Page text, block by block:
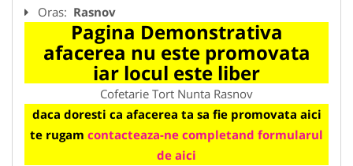
Oras: Rasnov
Pagina Demonstrativa
afacerea nu este promovata
iar locul este liber
Cofetarie Tort Nunta Rasnov
daca doresti ca afacerea ta sa fie promovata aici
te rugam contacteaza-ne completand formularul
de aici